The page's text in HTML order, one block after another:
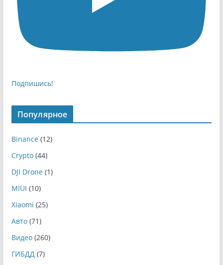
Подпишись!
Популярное
Binance(12)
Crypto(44)
DJI Drone(1)
MIUI (10)
Xiaomi (25)
Авто(71)
Видео(260)
ГИБДД(7)